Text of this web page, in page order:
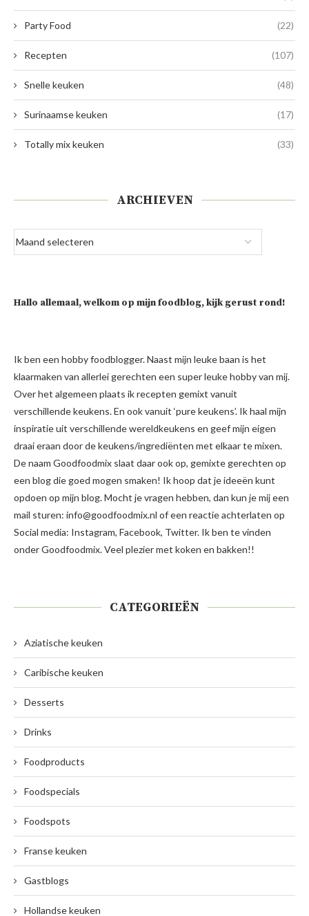
Party Food (22)
Recepten (107)
Snelle keuken (48)
Surinaamse keuken (17)
Totally mix keuken (33)
ARCHIEVEN
Hallo allemaal, welkom op mijn foodblog, kijk gerust rond!
Ik ben een hobby foodblogger. Naast mijn leuke baan is het
klaarmaken van allerlei gerechten een super leuke hobby van mij.
Over het algemeen plaats ik recepten gemixt vanuit
verschillende keukens. En ook vanuit ‘pure keukens’. Ik haal mijn
inspiratie uit verschillende wereldkeukens en geef mijn eigen
draai eraan door de keukens/ingrediënten met elkaar te mixen.
De naam Goodfoodmix slaat daar ook op, gemixte gerechten op
een blog die goed mogen smaken! Ik hoop dat je ideeën kunt
opdoen op mijn blog. Mocht je vragen hebben, dan kun je mij een
mail sturen: info@goodfoodmix.nl of een reactie achterlaten op
Social media: Instagram, Facebook, Twitter. Ik ben te vinden
onder Goodfoodmix. Veel plezier met koken en bakken!!
CATEGORIEËN
Aziatische keuken
Caribische keuken
Desserts
Drinks
Foodproducts
Foodspecials
Foodspots
Franse keuken
Gastblogs
Hollandse keuken